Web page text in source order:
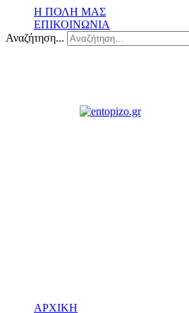
Η ΠΟΛΗ ΜΑΣ
ΕΠΙΚΟΙΝΩΝΙΑ
Αναζήτηση...
ΑΡΧΙΚΗ